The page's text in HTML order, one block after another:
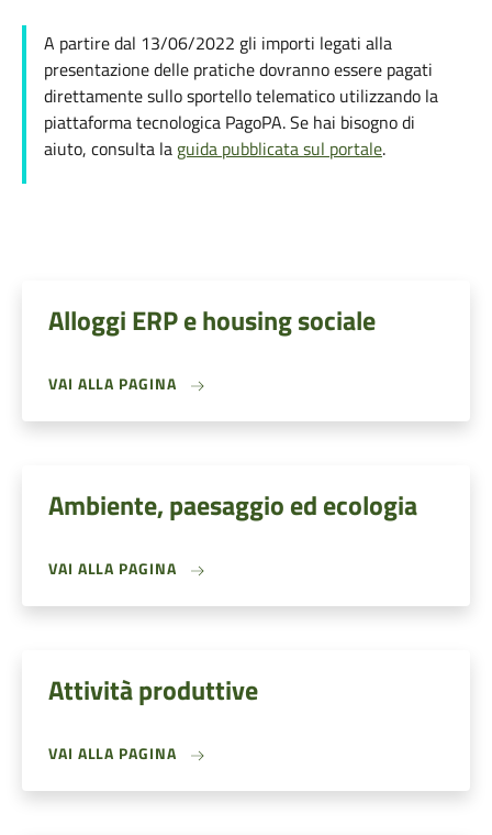
A partire dal 13/06/2022 gli importi legati alla
presentazione delle pratiche dovranno essere pagati
direttamente sullo sportello telematico utilizzando la
piattaforma tecnologica PagoPA. Se hai bisogno di
aiuto, consulta la guida pubblicata sul portale.
Alloggi ERP e housing sociale
VAI ALLA PAGINA
Ambiente, paesaggio ed ecologia
VAI ALLA PAGINA
Attività produttive
VAI ALLA PAGINA